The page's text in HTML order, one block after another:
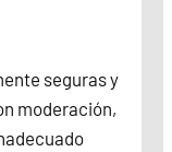
seguras y
moderación,